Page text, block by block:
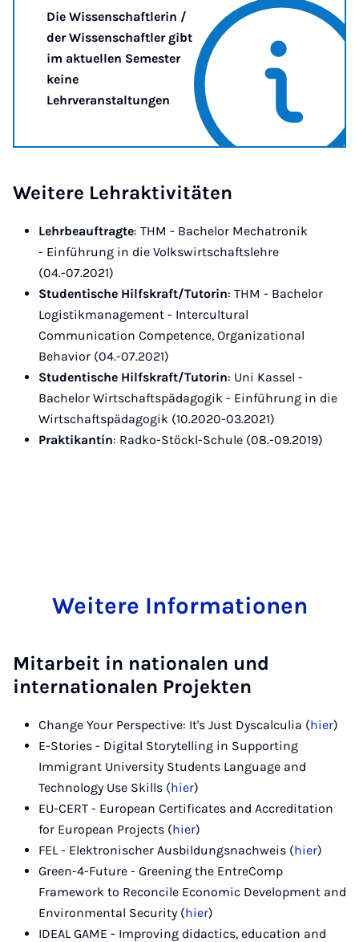
Die Wissenschaftlerin /
der Wissenschaftler gibt
im aktuellen Semester
keine
Lehrveranstaltungen
Weitere Lehraktivitäten
Lehrbeauftragte: THM - Bachelor Mechatronik
- Einführung in die Volkswirtschaftslehre
(04.-07.2021)
Studentische Hilfskraft/Tutorin: THM - Bachelor
Logistikmanagement - Intercultural
Communication Competence, Organizational
Behavior (04.-07.2021)
Studentische Hilfskraft/Tutorin: Uni Kassel -
Bachelor Wirtschaftspädagogik - Einführung in die
Wirtschaftspädagogik (10.2020-03.2021)
Praktikantin: Radko-Stöckl-Schule (08.-09.2019)
Weitere Informationen
Mitarbeit in nationalen und
internationalen Projekten
Change Your Perspective: It's Just Dyscalculia (hier)
E-Stories - Digital Storytelling in Supporting
Immigrant University Students Language and
Technology Use Skills (hier)
EU-CERT - European Certificates and Accreditation
for European Projects (hier)
FEL - Elektronischer Ausbildungsnachweis (hier)
Green-4-Future - Greening the EntreComp
Framework to Reconcile Economic Development and
Environmental Security (hier)
IDEAL GAME - Improving didactics, education and